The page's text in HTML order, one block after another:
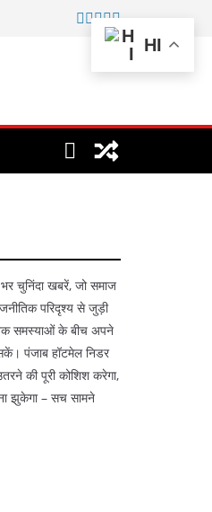
चुनिंदा खबरें, जो समाज
परिदृश्य से जुड़ी
समस्याओं के बीच अपने
पंजाब हॉटमेल निडर
की पूरी कोशिश करेगा,
ना झुकेगा – सच सामने
HI